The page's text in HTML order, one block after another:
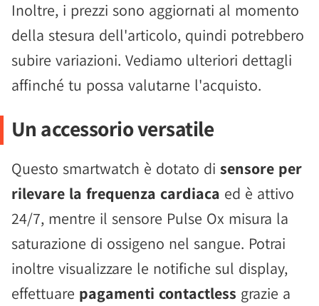
Inoltre, i prezzi sono aggiornati al momento
della stesura dell'articolo, quindi potrebbero
subire variazioni. Vediamo ulteriori dettagli
affinché tu possa valutarne l'acquisto.
Un accessorio versatile
Questo smartwatch è dotato di sensore per
rilevare la frequenza cardiaca ed è attivo
24/7, mentre il sensore Pulse Ox misura la
saturazione di ossigeno nel sangue. Potrai
inoltre visualizzare le notifiche sul display,
effettuare pagamenti contactless grazie a